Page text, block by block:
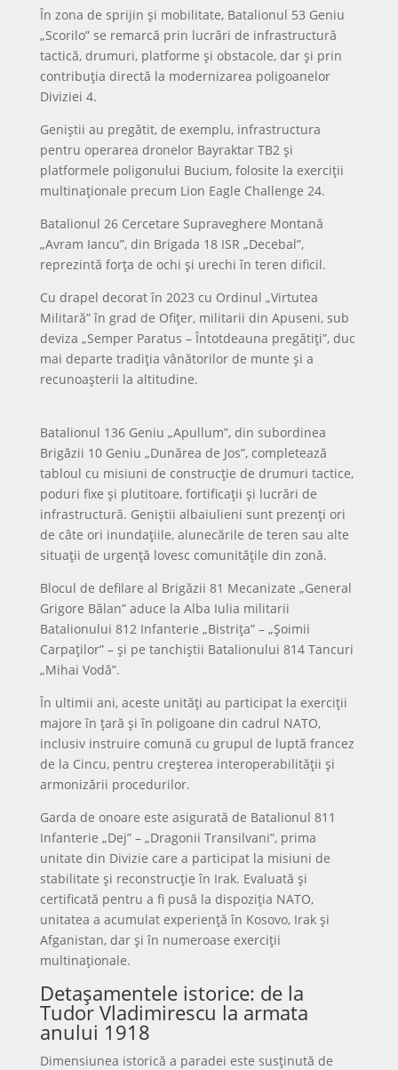
În zona de sprijin și mobilitate, Batalionul 53 Geniu
„Scorilo” se remarcă prin lucrări de infrastructură
tactică, drumuri, platforme și obstacole, dar și prin
contribuția directă la modernizarea poligoanelor
Diviziei 4.
Geniștii au pregătit, de exemplu, infrastructura
pentru operarea dronelor Bayraktar TB2 și
platformele poligonului Bucium, folosite la exerciții
multinaționale precum Lion Eagle Challenge 24.
Batalionul 26 Cercetare Supraveghere Montană
„Avram Iancu”, din Brigada 18 ISR „Decebal”,
reprezintă forța de ochi și urechi în teren dificil.
Cu drapel decorat în 2023 cu Ordinul „Virtutea
Militară” în grad de Ofițer, militarii din Apuseni, sub
deviza „Semper Paratus – Întotdeauna pregătiți”, duc
mai departe tradiția vânătorilor de munte și a
recunoașterii la altitudine.
Batalionul 136 Geniu „Apullum”, din subordinea
Brigăzii 10 Geniu „Dunărea de Jos”, completează
tabloul cu misiuni de construcție de drumuri tactice,
poduri fixe și plutitoare, fortificații și lucrări de
infrastructură. Geniștii albaiulieni sunt prezenți ori
de câte ori inundațiile, alunecările de teren sau alte
situații de urgență lovesc comunitățile din zonă.
Blocul de defilare al Brigăzii 81 Mecanizate „General
Grigore Bălan” aduce la Alba Iulia militarii
Batalionului 812 Infanterie „Bistrița” – „Șoimii
Carpaților” – și pe tanchiștii Batalionului 814 Tancuri
„Mihai Vodă”.
În ultimii ani, aceste unități au participat la exerciții
majore în țară și în poligoane din cadrul NATO,
inclusiv instruire comună cu grupul de luptă francez
de la Cincu, pentru creșterea interoperabilității și
armonizării procedurilor.
Garda de onoare este asigurată de Batalionul 811
Infanterie „Dej” – „Dragonii Transilvani”, prima
unitate din Divizie care a participat la misiuni de
stabilitate și reconstrucție în Irak. Evaluată și
certificată pentru a fi pusă la dispoziția NATO,
unitatea a acumulat experiență în Kosovo, Irak și
Afganistan, dar și în numeroase exerciții
multinaționale.
Detașamentele istorice: de la
Tudor Vladimirescu la armata
anului 1918
Dimensiunea istorică a paradei este susținută de